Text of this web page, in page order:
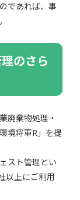
であれば、事
のさら
廃棄物処理・
境将軍R」を提
スト管理とい
以上にご利用